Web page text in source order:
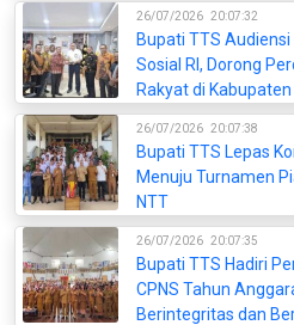
26/07/2026 20:07:32
Bupati TTS
Sosial RI, Dorong
Rakyat di Kabupaten
26/07/2026 20:07:38
Bupati TTS Lepas
Menuju Turnamen
NTT
26/07/2026 20:07:35
Bupati TTS Hadiri
CPNS Tahun
Berintegritas dan